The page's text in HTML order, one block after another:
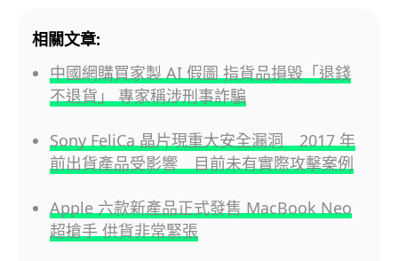
相關文章:
中國網購買家製 AI 假圖 指貨品損毀「退錢
不退貨」 專家稱涉刑事詐騙
Sony FeliCa 晶片現重大安全漏洞 2017 年
前出貨產品受影響 目前未有實際攻擊案例
Apple 六款新產品正式發售 MacBook Neo
超搶手 供貨非常緊張